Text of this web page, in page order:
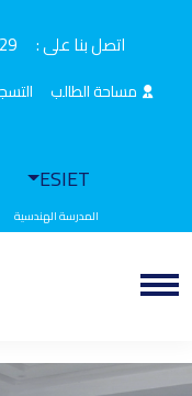
اتصل بنا على :
مساحة الطالب
ESIET